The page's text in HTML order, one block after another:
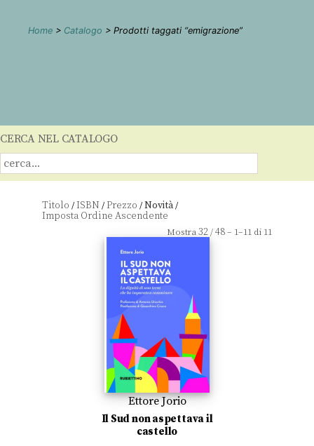
Home > Catalogo > Prodotti taggati “emigrazione”
CERCA NEL CATALOGO
Titolo /ISBN /Prezzo /Novità/
Mostra32/48– 1–11 di 11
Ettore Jorio
Il Sud non aspettava il
castello